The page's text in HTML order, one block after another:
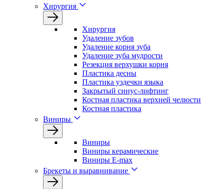
Хирургия
Хирургия
Удаление зубов
Удаление корня зуба
Удаление зуба мудрости
Резекция верхушки корня
Пластика десны
Пластика уздечки языка
Закрытый синус-лифтинг
Костная пластика верхней челюсти
Костная пластика
Виниры
Виниры
Виниры керамические
Виниры E-max
Брекеты и выравнивание